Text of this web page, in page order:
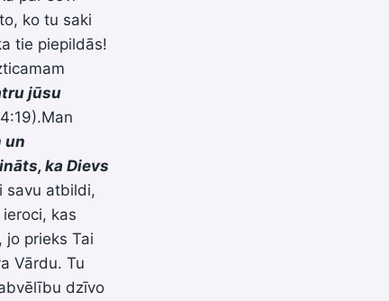
ko tu saki
tie piepildās!
jūsu
un
ka Dievs
savu atbildi,
kas
jo prieks Tai
Vārdu. Tu
dzīvo